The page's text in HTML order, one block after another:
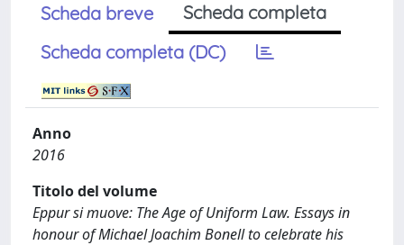
Scheda breve
Scheda completa
Scheda completa (DC)
Anno
2016
Titolo del volume
Eppur si muove: The Age of Uniform Law. Essays in
honour of Michael Joachim Bonell to celebrate his